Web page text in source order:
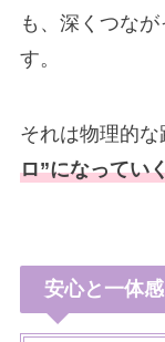
も、深くつな
す。
それは物理的な
ロ”になってい
安心と一体